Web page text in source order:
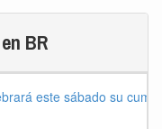
BR
este sábado su